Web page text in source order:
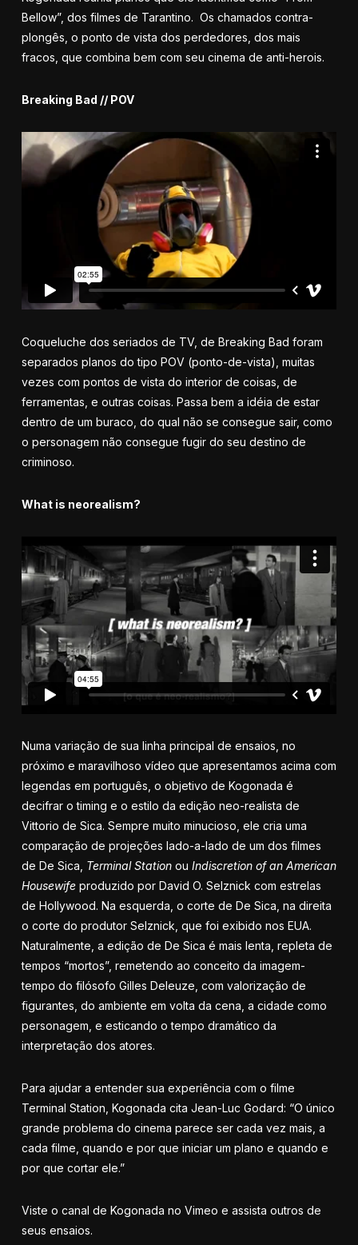
Bellow”, dos filmes de Tarantino. Os chamados contra-
plongês, o ponto de vista dos perdedores, dos mais
fracos, que combina bem com seu cinema de anti-herois.
Breaking Bad // POV
Coqueluche dos seriados de TV, de Breaking Bad foram
separados planos do tipo POV (ponto-de-vista), muitas
vezes com pontos de vista do interior de coisas, de
ferramentas, e outras coisas. Passa bem a idéia de estar
dentro de um buraco, do qual não se consegue sair, como
o personagem não consegue fugir do seu destino de
criminoso.
What is neorealism?
Numa variação de sua linha principal de ensaios, no
próximo e maravilhoso vídeo que apresentamos acima com
legendas em português, o objetivo de Kogonada é
decifrar o timing e o estilo da edição neo-realista de
Vittorio de Sica. Sempre muito minucioso, ele cria uma
comparação de projeções lado-a-lado de um dos filmes
de De Sica, Terminal Stationou Indiscretion of an American
Housewifeproduzido por David O. Selznick com estrelas
de Hollywood. Na esquerda, o corte de De Sica, na direita
o corte do produtor Selznick, que foi exibido nos EUA.
Naturalmente, a edição de De Sica é mais lenta, repleta de
tempos “mortos”, remetendo ao conceito da imagem-
tempo do filósofo Gilles Deleuze, com valorização de
figurantes, do ambiente em volta da cena, a cidade como
personagem, e esticando o tempo dramático da
interpretação dos atores.
Para ajudar a entender sua experiência com o filme
Terminal Station, Kogonada cita Jean-Luc Godard: “O único
grande problema do cinema parece ser cada vez mais, a
cada filme, quando e por que iniciar um plano e quando e
por que cortar ele.”
Viste o canal de Kogonada no Vimeo e assista outros de
seus ensaios.